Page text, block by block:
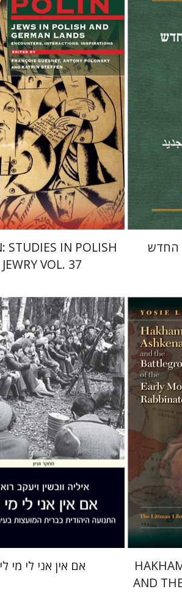
החדש
קתרין סטפן
François
Guesnet
Antony Polonsky
הנחת אתר ספר מודפס
$135
$122
STUDIES IN POLISH
JEWRY VOL. 37
AND
יעקב רואי איליה וובשין
הנחת אתר ספר מודפס
$46
$41
אם אין אני לי מי לי